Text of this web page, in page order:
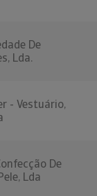
De
Lda.
- Vestuário,
De
Lda